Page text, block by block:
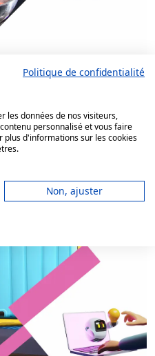
Politique de confidentialité
les données de nos visiteurs,
personnalisé et vous faire
plus d'informations sur les cookies
Non, ajuster